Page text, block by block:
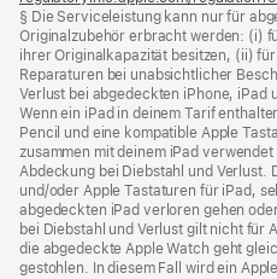
§ Die Serviceleistung kann nur für
Originalzubehör erbracht werden: (i)
ihrer Originalkapazität besitzen, (ii)
Reparaturen bei unabsichtlicher
Verlust bei abgedeckten iPhone, iPad
Wenn ein iPad in deinem Tarif
Pencil und eine kompatible Apple
zusammen mit deinem iPad
Abdeckung bei Diebstahl und Verlust.
und/oder Apple Tastaturen für iPad,
abgedeckten iPad verloren gehen
bei Diebstahl und Verlust gilt nicht für
die abgedeckte Apple Watch geht
gestohlen. In diesem Fall wird ein